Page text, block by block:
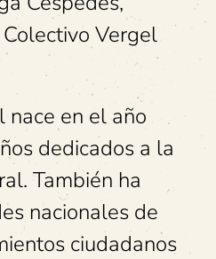
Vergel
nace en el año
dedicados a la
También ha
nacionales de
ciudadanos